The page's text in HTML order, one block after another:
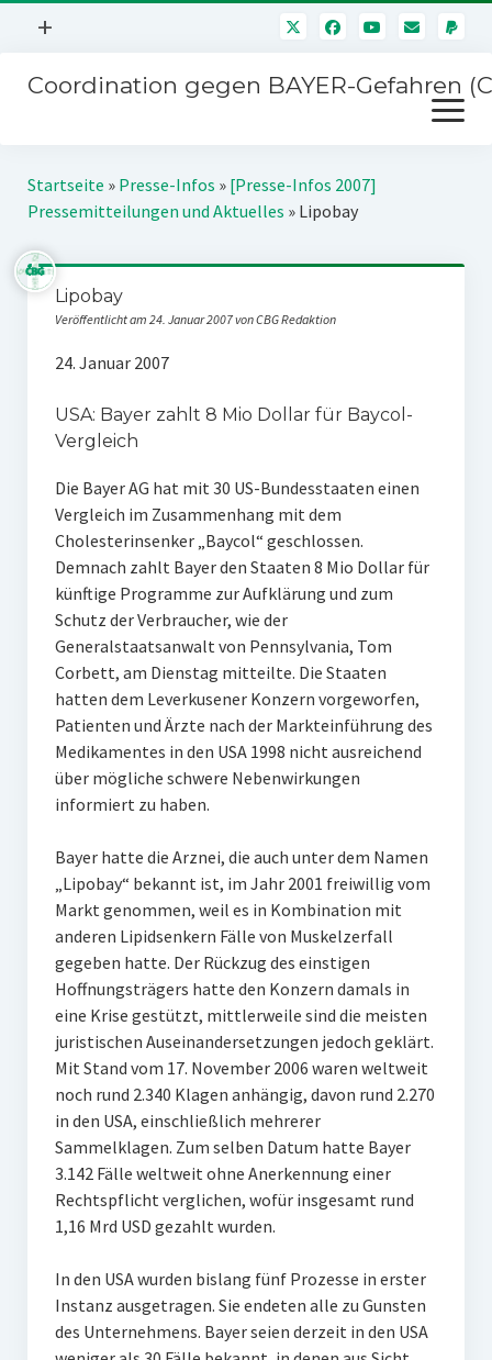
Menü
+
Mitmachen
Über uns
Kontakt
Impressum
Coordination gegen BAYER-Gefahren
Menü
öffnen
Kampagnen
Stichwort BAYER
Jahrestagung
SPENDEN
Startseite » Presse-Infos » [Presse-Infos 2007]
Pressemitteilungen und Aktuelles » Lipobay
Lipobay
Veröffentlicht am 24. Januar 2007 von CBG Redaktion
24. Januar 2007
USA: Bayer zahlt 8 Mio Dollar für Baycol-
Vergleich
Die Bayer AG hat mit 30 US-Bundesstaaten einen
Vergleich im Zusammenhang mit dem
Cholesterinsenker „Baycol“ geschlossen.
Demnach zahlt Bayer den Staaten 8 Mio Dollar für
künftige Programme zur Aufklärung und zum
Schutz der Verbraucher, wie der
Generalstaatsanwalt von Pennsylvania, Tom
Corbett, am Dienstag mitteilte. Die Staaten
hatten dem Leverkusener Konzern vorgeworfen,
Patienten und Ärzte nach der Markteinführung des
Medikamentes in den USA 1998 nicht ausreichend
über mögliche schwere Nebenwirkungen
informiert zu haben.
Bayer hatte die Arznei, die auch unter dem Namen
„Lipobay“ bekannt ist, im Jahr 2001 freiwillig vom
Markt genommen, weil es in Kombination mit
anderen Lipidsenkern Fälle von Muskelzerfall
gegeben hatte. Der Rückzug des einstigen
Hoffnungsträgers hatte den Konzern damals in
eine Krise gestützt, mittlerweile sind die meisten
juristischen Auseinandersetzungen jedoch geklärt.
Mit Stand vom 17. November 2006 waren weltweit
noch rund 2.340 Klagen anhängig, davon rund 2.270
in den USA, einschließlich mehrerer
Sammelklagen. Zum selben Datum hatte Bayer
3.142 Fälle weltweit ohne Anerkennung einer
Rechtspflicht verglichen, wofür insgesamt rund
1,16 Mrd USD gezahlt wurden.
In den USA wurden bislang fünf Prozesse in erster
Instanz ausgetragen. Sie endeten alle zu Gunsten
des Unternehmens. Bayer seien derzeit in den USA